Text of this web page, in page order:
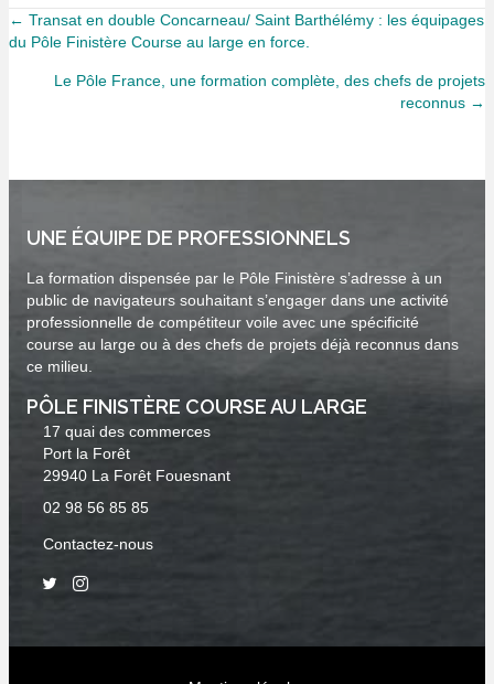
Posts
navigation
← Transat en double Concarneau/ Saint Barthélémy : les équipages
du Pôle Finistère Course au large en force.
Le Pôle France, une formation complète, des chefs de projets
reconnus →
UNE ÉQUIPE DE PROFESSIONNELS
La formation dispensée par le Pôle Finistère s’adresse à un
public de navigateurs souhaitant s’engager dans une activité
professionnelle de compétiteur voile avec une spécificité
course au large ou à des chefs de projets déjà reconnus dans
ce milieu.
PÔLE FINISTÈRE COURSE AU LARGE
17 quai des commerces
Port la Forêt
29940 La Forêt Fouesnant
02 98 56 85 85
Contactez-nous